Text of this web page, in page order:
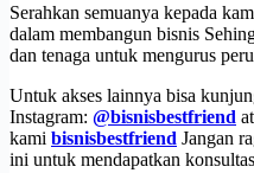
Serahkan semuanya kepada
dalam membangun bisnis
dan tenaga untuk mengurus
Untuk akses lainnya bisa
Instagram: @bisnisbestfriend
kami bisnisbestfriend Jangan
ini untuk mendapatkan